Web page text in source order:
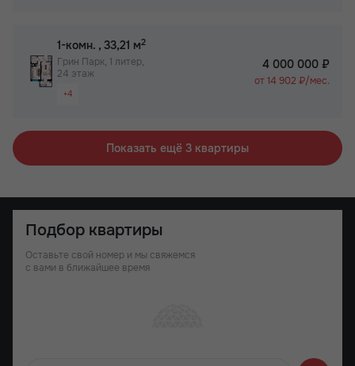
1-комн. , 33,21 м2
Грин Парк, 1 литер,
24 этаж
+4
4 000 000 ₽
от 14 902 ₽/мес.
Показать ещё 3 квартиры
Подбор квартиры
Оставьте свой номер и мы свяжемся
с вами в ближайшее время